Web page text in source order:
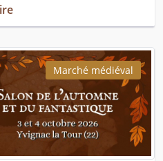
Marché médiéval